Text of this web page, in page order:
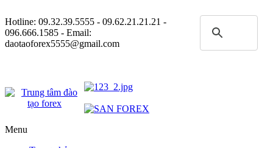
Hotline: 09.32.39.5555 - 09.62.21.21.21 -
096.666.1585 - Email:
daotaoforex5555@gmail.com
Menu